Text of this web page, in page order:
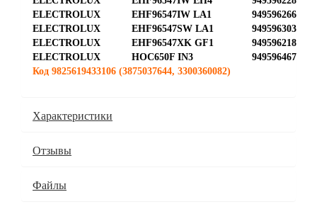
ELECTROLUX
EHF96547IW LA1
949596266
ELECTROLUX
EHF96547SW LA1
949596303
ELECTROLUX
EHF96547XK GF1
949596218
ELECTROLUX
HOC650F IN3
949596467
Код 9825619433106 (3875037644, 3300360082)
Характеристики
Отзывы
Файлы